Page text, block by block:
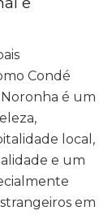
Condé
é um
local,
e um
em